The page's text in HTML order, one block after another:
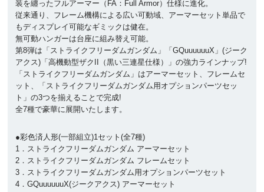
装を纏ったフルアーマー（FA：Full Armor）仕様に進化。
従来通り、フレーム機構による広い可動域、アーマーセット単品で
もディスプレイ可能なギミックは健在。
無可動ハンガーは台座に組み替え可能。
第8弾は「ストライクフリーダムガンダム」「GQuuuuuuX」(ジーク
アクス)「高機動型ザクII（黒い三連星仕様）」の強力ラインナップ!
「ストライクフリーダムガンダム」はアーマーセット、フレームセ
ット、「ストライクフリーダムガンダム用オプションパーツセッ
ト」の3つを揃えることで完成!
全7種で豪華に展開いたします。
●彩色済人形(一部組立)1セット(全7種)
1．ストライクフリーダムガンダム アーマーセット
2．ストライクフリーダムガンダム フレームセット
3．ストライクフリーダムガンダム用オプションパーツセット
4．GQuuuuuuX(ジークアクス) アーマーセット